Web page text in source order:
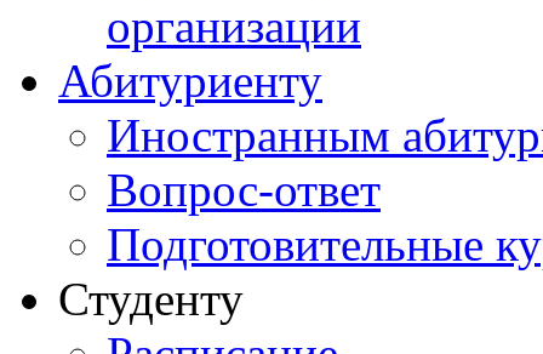
организации
Абитуриенту
Иностранным
Вопрос-ответ
Подготовительные
Студенту